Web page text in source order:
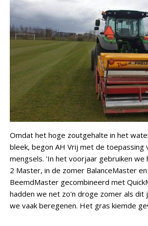
Omdat het hoge zoutgehalte in het
bleek, begon AH Vrij met de toepassing
mengsels. 'In het voorjaar gebruiken we
2 Master, in de zomer BalanceMaster
BeemdMaster gecombineerd met
hadden we net zo'n droge zomer als dit
we vaak beregenen. Het gras kiemde